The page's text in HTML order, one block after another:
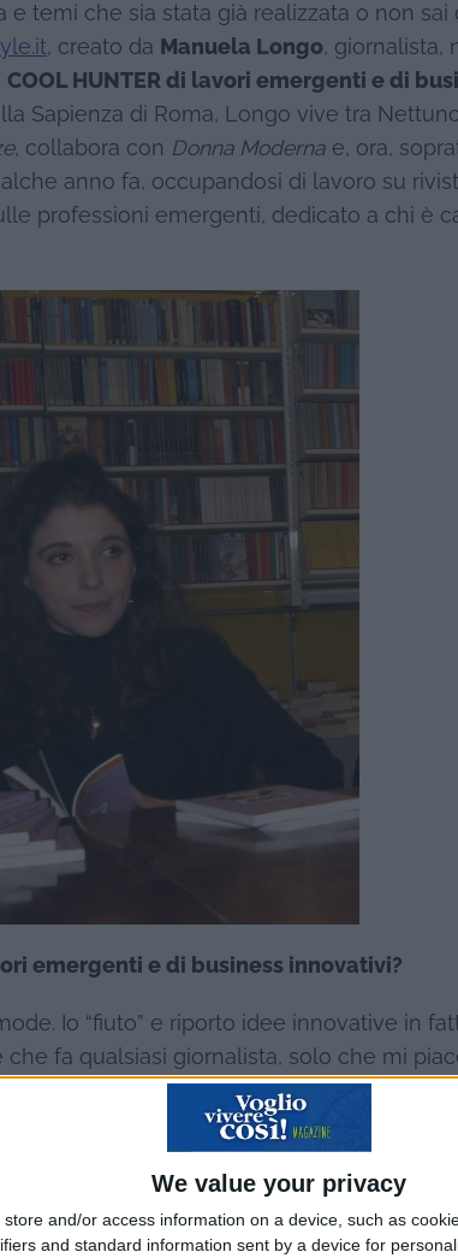
We value your privacy
store and/or access information on a device, such as
and standard information sent by a device for
e temi che sia stata già realizzata o non sai
, creato da Manuela Longo, giornalista,
COOL HUNTER di lavori emergenti e di
Sapienza di Roma, Longo vive tra
, collabora con Donna Moderna e, ora,
anno fa, occupandosi di lavoro su
professioni emergenti, dedicato a chi è
emergenti e di business innovativi?
Io “fiuto” e riporto idee innovative in
fa qualsiasi giornalista, solo che mi
anch’io mi sono inventata un lavoro
lo si esplora alla ricerca di spunti per
sanno ancora come trasformarla in